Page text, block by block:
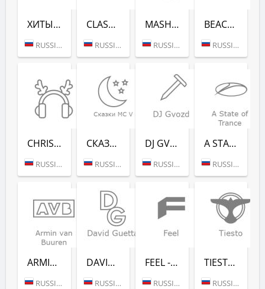
ХИТЫ ВСЕХ ВРЕ­МЕН (RADIO RECORD)
RUSSIA (MOSCOW)
CLASSIX (RADIO RECORD)
RUSSIA (MOSCOW)
MASHUP (РАДИО РЕКОРД)
RUSSIA (MOSCOW)
BEACH PARTY (РАДИО РЕКОРД)
RUSSIA (SAINT PETERSBURG)
CHRISTMAS CHILL (РАДИО РЕКОРД)
RUSSIA (MOSCOW)
СКАЗ­КИ MC V (РАДИО РЕКОРД)
RUSSIA (MOSCOW)
DJ GVOZD - RADIO RECORD
RUSSIA (MOSCOW)
A STATE OF TRANCE - RADIO RECORD
RUSSIA (MOSCOW)
ARMIN VAN BUUREN - RADIO RECORD
RUSSIA (MOSCOW)
DAVID GUETTA - RADIO RECORD
RUSSIA (MOSCOW)
FEEL - RADIO RECORD
RUSSIA (MOSCOW)
TIESTO - RADIO RECORD
RUSSIA (MOSCOW)